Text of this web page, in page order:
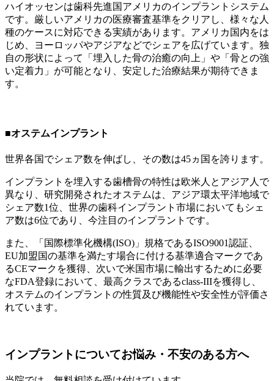
ハイオッセンは歯科先進国アメリカのインプラントシステム
です。厳しいアメリカの医療審査基準をクリアし、様々な人
種のケースに対応できる実績があります。アメリカ国内をは
じめ、ヨーロッパやアジアなどでシェアを広げています。独
自の形状によって「埋入した骨の治癒の向上」や「骨との強
い定着力」が可能となり、安定した治療結果が期待できま
す。
■オステムインプラント
世界各国でシェア数を伸ばし、その数は45ヵ国を誇ります。
インプラントを埋入する歯槽骨の特性は欧米人とアジア人で
異なり、研究開発されたオステムは、アジア環太平洋地域で
シェア数1位、世界の歯科インプラント市場においてもシェ
ア数は6位であり、今注目のインプラントです。
また、「国際標準化機構(ISO)」規格であるISO9001認証、
EU加盟国の基準を満たす場合に付ける基準適合マークであ
るCEマークを獲得、次いで米国市場に輸出するために必要
なFDA登録において、最高クラスであるclass-IIIを獲得し、
オステムのインプラントの性質及び機能性や安全性が評価さ
れています。
インプラントについてお悩み・不安のある方へ